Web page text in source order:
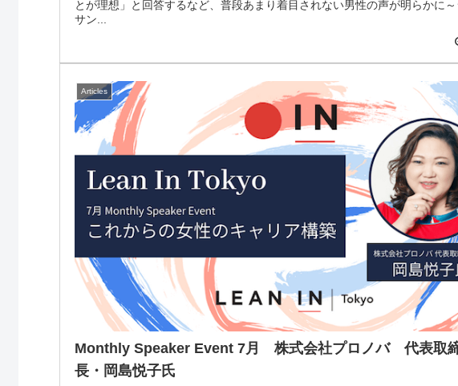
とが理想」と回答するなど、普段あまり着目されない男性の声が明らかに～
サン...
Articles
Monthly Speaker Event 7月 株式会社プロノバ 代表取
長・岡島悦子氏